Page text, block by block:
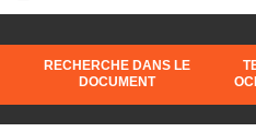
RECHERCHE DANS LE
DOCUMENT